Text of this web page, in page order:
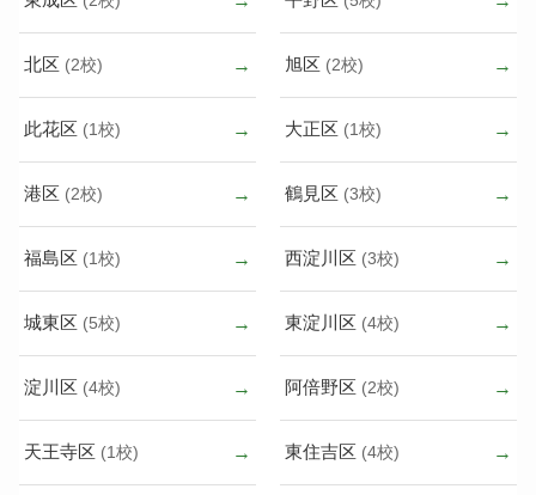
北区 (2校) 旭区 (2校)
此花区 (1校) 大正区 (1校)
港区 (2校) 鶴見区 (3校)
福島区 (1校) 西淀川区 (3校)
城東区 (5校) 東淀川区 (4校)
淀川区 (4校) 阿倍野区 (2校)
天王寺区 (1校) 東住吉区 (4校)